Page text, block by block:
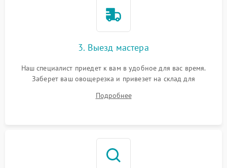
3. Выезд мастера
Наш специалист приедет к вам в удобное для вас время.
Заберет ваш овощерезка и привезет на склад для
Подробнее